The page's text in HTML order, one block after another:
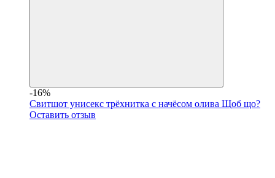
-16%
Свитшот унисекс трёхнитка с начёсом олива Щоб що?
Оставить отзыв